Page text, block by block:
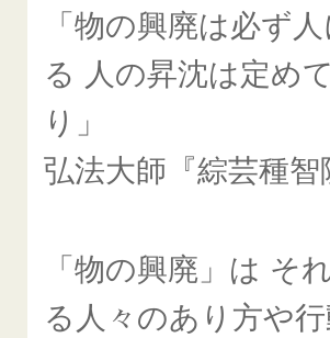
「物の興廃は必ず
る 人の昇沈は定め
り」
弘法大師『綜芸種智
「物の興廃」は そ
る人々のあり方や